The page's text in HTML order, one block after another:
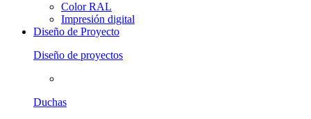
Color RAL
Impresión digital
Diseño de Proyecto
Diseño de proyectos
Duchas